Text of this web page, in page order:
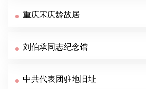
重庆宋庆龄故居
刘伯承同志纪念馆
中共代表团驻地旧址